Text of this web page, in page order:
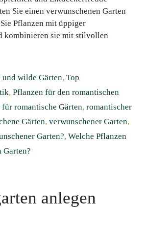
Sie einen verwunschenen Garten
Pflanzen mit üppiger
kombinieren sie mit stilvollen
und wilde Gärten,Top
,Pflanzen für den romantischen
für romantische Gärten, romantischer
Gärten, verwunschener Garten,
Garten?, Welche Pflanzen
Garten?
anlegen